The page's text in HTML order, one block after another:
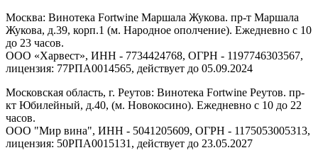
Москва: Винотека Fortwine Маршала Жукова. пр-т Маршала
Жукова, д.39, корп.1 (м. Народное ополчение). Ежедневно с 10
до 23 часов.
ООО «Харвест», ИНН - 7734424768, ОГРН - 1197746303567,
лицензия: 77РПА0014565, действует до 05.09.2024
Московская область, г. Реутов: Винотека Fortwine Реутов. пр-
кт Юбилейный, д.40, (м. Новокосино). Ежедневно с 10 до 22
часов.
ООО "Мир вина", ИНН - 5041205609, ОГРН - 1175053005313,
лицензия: 50РПА0015131, действует до 23.05.2027